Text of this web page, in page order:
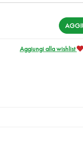
Aggiungi alla wishlist